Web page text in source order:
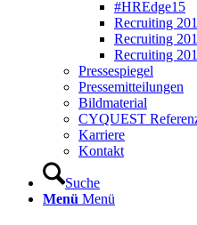
#HREdge15
Recruiting
Recruiting
Recruiting
Pressespiegel
Pressemitteilungen
Bildmaterial
CYQUEST
Karriere
Kontakt
Suche
Menü Menü